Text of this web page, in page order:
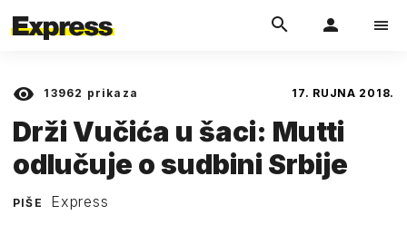
13962 prikaza 17. RUJNA 2018.
Drži Vučića u šaci: Mutti
odlučuje o sudbini Srbije
PIŠE Express